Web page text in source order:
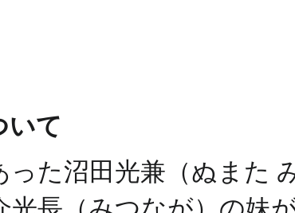
いて
た沼田光兼（ぬまた